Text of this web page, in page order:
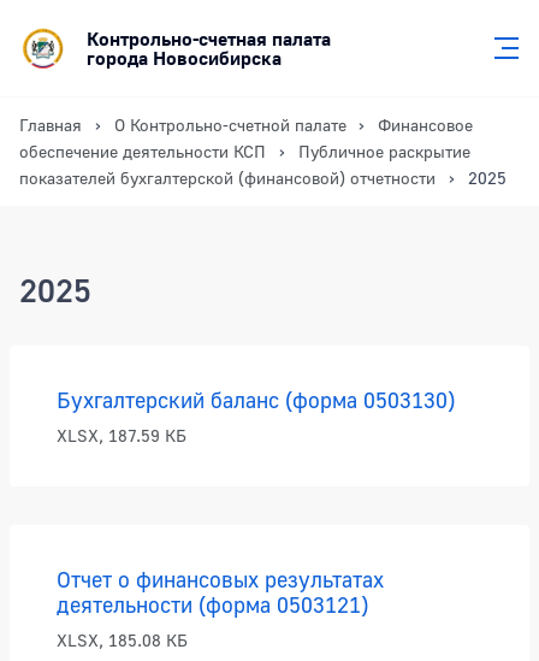
Контрольно-счетная палата
города Новосибирска
Главная О Контрольно-счетной палате
Финансовое
обеспечение деятельности КСП
Публичное раскрытие
показателей бухгалтерской (финансовой) отчетности
2025
2025
Бухгалтерский баланс (форма 0503130)
XLSX, 187.59 КБ
Отчет о финансовых результатах
деятельности (форма 0503121)
XLSX, 185.08 КБ